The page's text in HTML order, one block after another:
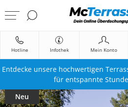
Hotline Infothek Mein Konto
Entdecke unsere hochwertigen
für entspannte
Neu